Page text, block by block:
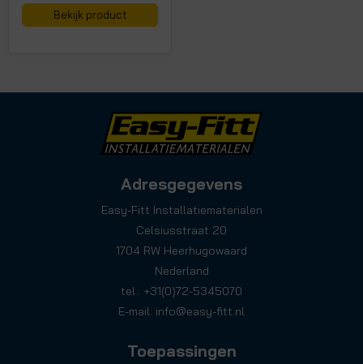
Bekijk product
Adresgegevens
Easy-Fitt Installatiematerialen
Celsiusstraat 20
1704 RW Heerhugowaard
Nederland
tel.: +31(0)72-5345070
E-mail: info@easy-fitt.nl
Toepassingen